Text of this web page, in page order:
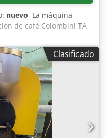
nuevo, La máquina
de café Colombini TA
para la producción en
de envasado y
Características:
de 200 a 400 dosis
filtro). * Consumo de
de
220 kg.
de carburo de
directamente durante el
Clasificado